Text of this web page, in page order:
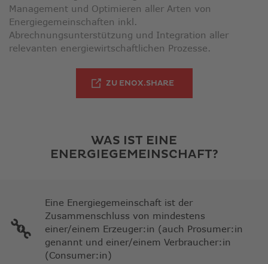
Management und Optimieren aller Arten von
Energiegemeinschaften inkl.
Abrechnungsunterstützung und Integration aller
relevanten energiewirtschaftlichen Prozesse.
ZU ENOX.SHARELINK ÖFFNET IN
WAS IST EINE
ENERGIEGEMEINSCHAFT?
Eine Energiegemeinschaft ist der
Zusammenschluss von mindestens
einer/einem Erzeuger:in (auch Prosumer:in
genannt und einer/einem Verbraucher:in
(Consumer:in)